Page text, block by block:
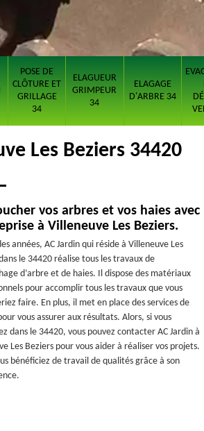
POSE DE
CLÔTURE ET
GRILLAGE
34
ELAGUEUR
GRIMPEUR
34
ELAGAGE
D'ARBRE 34
Les Beziers 34420
vos arbres et vos haies avec
à Villeneuve Les Beziers.
années, AC Jardin qui réside à Villeneuve Les
le 34420 réalise tous les travaux de
d’arbre et de haies. Il dispose des matériaux
pour accomplir tous les travaux que vous
faire. En plus, il met en place des services de
vous assurer aux résultats. Alors, si vous
dans le 34420, vous pouvez contacter AC Jardin à
Les Beziers pour vous aider à réaliser vos projets.
bénéficiez de travail de qualités grâce à son